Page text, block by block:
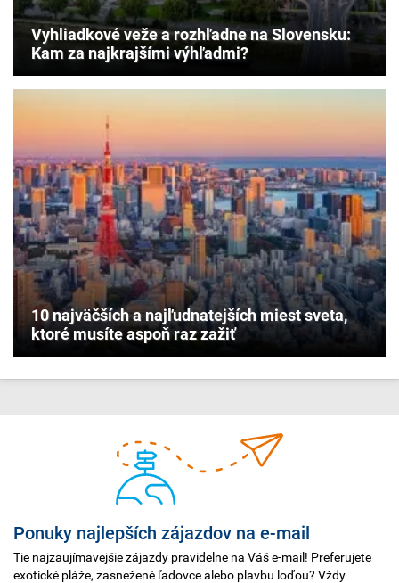
Vyhliadkové veže a rozhľadne na Slovensku:
Kam za najkrajšími výhľadmi?
10 najväčších a najľudnatejších miest sveta,
ktoré musíte aspoň raz zažiť
Ponuky najlepších zájazdov na e-mail
Tie najzaujímavejšie zájazdy pravidelne na Váš e-mail! Preferujete
exotické pláže, zasnežené ľadovce alebo plavbu loďou? Vždy